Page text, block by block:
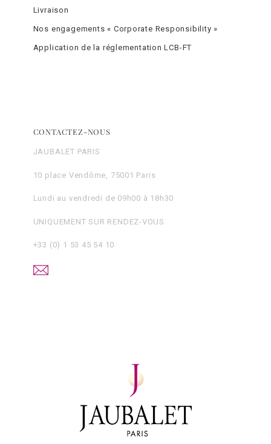
Livraison
Nos engagements « Corporate Responsibility »
Application de la réglementation LCB-FT
CONTACTEZ-NOUS
JAUBALET PARIS
10 place Vendôme, 75001 Paris
Lundi au vendredi de 09h00 à 18h30
UNIQUEMENT SUR RENDEZ-VOUS
+33 (0) 1 53 45 54 10